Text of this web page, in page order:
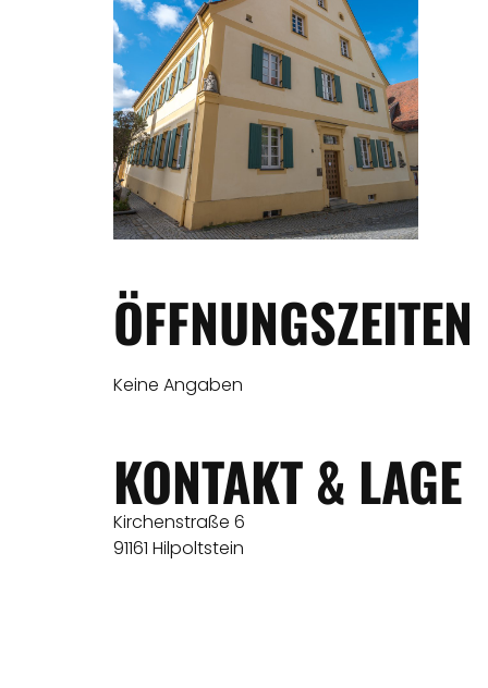
ÖFFNUNGSZEITEN
Keine Angaben
KONTAKT & LAGE
Kirchenstraße 6
91161 Hilpoltstein